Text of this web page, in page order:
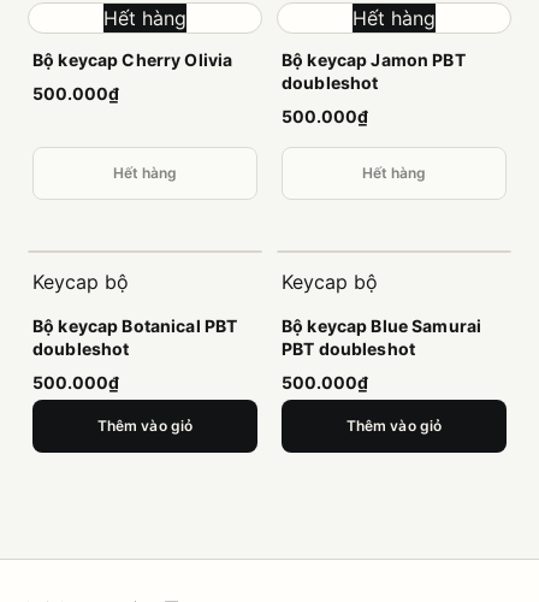
Hết hàng
Bộ keycap Cherry Olivia
500.000₫
Hết hàng
Hết hàng
Bộ keycap Jamon PBT
doubleshot
500.000₫
Hết hàng
Keycap bộ
Bộ keycap Botanical PBT
doubleshot
500.000₫
Thêm vào giỏ
Keycap bộ
Bộ keycap Blue Samurai
PBT doubleshot
500.000₫
Thêm vào giỏ